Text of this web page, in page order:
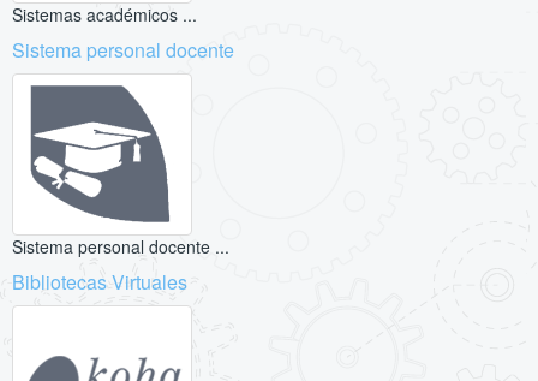
Sistemas académicos ...
Sistema personal docente
Sistema personal docente ...
Bibliotecas Virtuales